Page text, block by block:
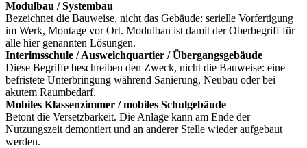
Modulbau / Systembau
Bezeichnet die Bauweise, nicht das Gebäude: serielle Vorfertigung
im Werk, Montage vor Ort. Modulbau ist damit der Oberbegriff für
alle hier genannten Lösungen.
Interimsschule / Ausweichquartier / Übergangsgebäude
Diese Begriffe beschreiben den Zweck, nicht die Bauweise: eine
befristete Unterbringung während Sanierung, Neubau oder bei
akutem Raumbedarf.
Mobiles Klassenzimmer / mobiles Schulgebäude
Betont die Versetzbarkeit. Die Anlage kann am Ende der
Nutzungszeit demontiert und an anderer Stelle wieder aufgebaut
werden.